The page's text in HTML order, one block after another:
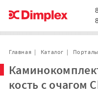
Главная Каталог Порталы
кость с очагом